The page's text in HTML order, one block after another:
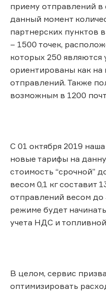
приему отправлений
данный момент
партнерских пунктов
– 1500 точек,
которых 250
ориентированы как на
отправлений. Также
возможным в 1200
С 01 октября 2019
новые тарифы на
стоимость “срочной”
весом 0,1 кг составит
отправлений весом до
режиме будет
учета НДС и
В целом, сервис
оптимизировать